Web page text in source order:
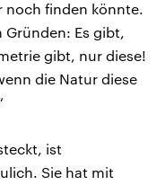
noch finden könnte.
Gründen: Es gibt,
gibt, nur diese!
die Natur diese
ist
Sie hat mit